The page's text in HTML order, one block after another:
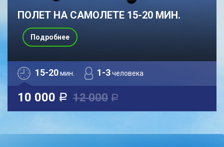
ПОЛЕТ НА САМОЛЕТЕ 15-20 МИН.
15-20мин. 1-3человека
10 000 a 12 000 a
Подробнее